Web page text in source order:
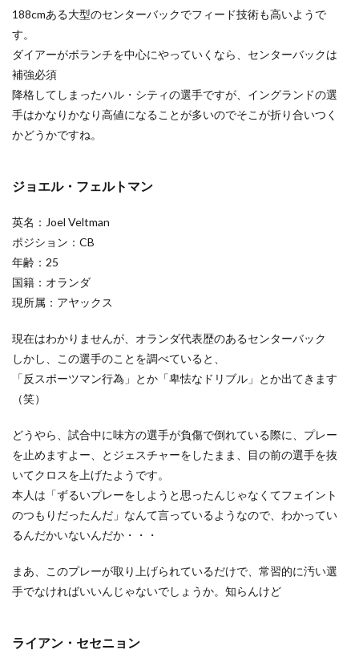
188cmある大型のセンターバックでフィード技術も高いようで
す。
ダイアーがボランチを中心にやっていくなら、センターバックは
補強必須
降格してしまったハル・シティの選手ですが、イングランドの選
手はかなりかなり高値になることが多いのでそこが折り合いつく
かどうかですね。
ジョエル・フェルトマン
英名：Joel Veltman
ポジション：CB
年齢：25
国籍：オランダ
現所属：アヤックス
現在はわかりませんが、オランダ代表歴のあるセンターバック
しかし、この選手のことを調べていると、
「反スポーツマン行為」とか「卑怯なドリブル」とか出てきます
（笑）
どうやら、試合中に味方の選手が負傷で倒れている際に、プレー
を止めますよー、とジェスチャーをしたまま、目の前の選手を抜
いてクロスを上げたようです。
本人は「ずるいプレーをしようと思ったんじゃなくてフェイント
のつもりだったんだ」なんて言っているようなので、わかってい
るんだかいないんだか・・・
まあ、このプレーが取り上げられているだけで、常習的に汚い選
手でなければいいんじゃないでしょうか。知らんけど
ライアン・セセニョン